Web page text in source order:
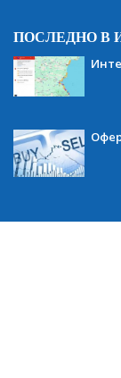
ПОСЛЕДНО В